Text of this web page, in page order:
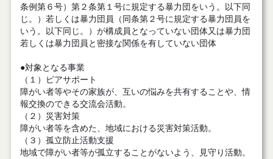
条例第６号）第２条第１号に規定する暴力団をいう。以下同
じ。）若しくは暴力団員（同条第２号に規定する暴力団員を
いう。以下同じ。）が構成員となっていない団体又は暴力団
若しくは暴力団員と密接な関係を有していない団体
●対象となる事業
（１）ピアサポート
障がい者等やその家族が、互いの悩みを共有することや、情
報交換のできる交流会活動。
（２）災害対策
障がい者等を含めた、地域における災害対策活動。
（３）孤立防止活動支援
地域で障がい者等が孤立することがないよう、見守り活動。